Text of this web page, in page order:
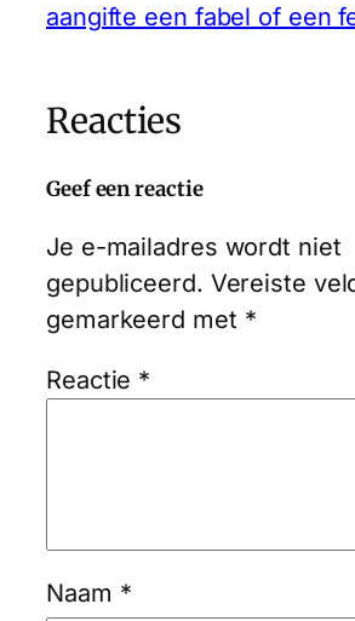
aangifte een fabel of een
Reacties
Geef een reactie
Je e-mailadres wordt niet
gepubliceerd. Vereiste
gemarkeerd met *
Reactie *
Naam *